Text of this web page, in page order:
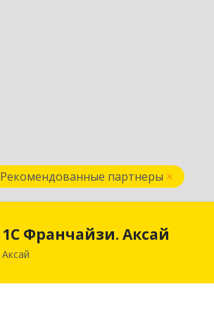
Рекомендованные партнеры
1С Франчайзи. Аксай
Аксай
1С Франчайзи. Аксай